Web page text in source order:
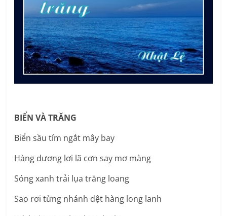
BIỂN VÀ TRĂNG
Biển sầu tím ngắt mây bay
Hàng dương lơi lã cơn say mơ màng
Sóng xanh trải lụa trăng loang
Sao rơi từng nhánh dệt hàng long lanh